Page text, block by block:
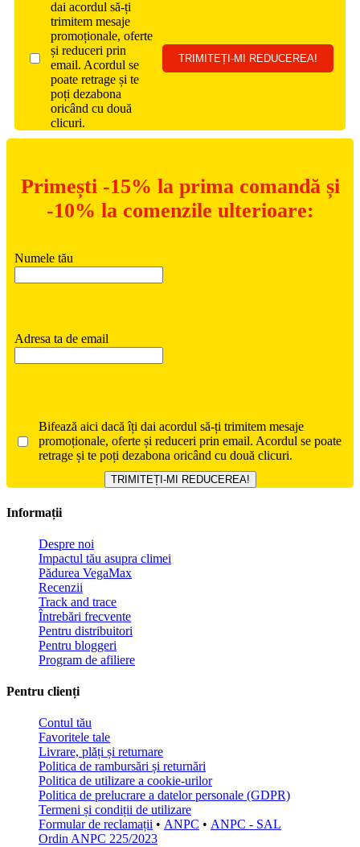
dai acordul să-ți
trimitem mesaje
promoționale, oferte
și reduceri prin
email. Acordul se
poate retrage și te
poți dezabona
oricând cu două
clicuri.
Primești -15% la prima comandă și
-10% la comenzile ulterioare:
Numele tău
Adresa ta de email
Bifează aici dacă îți dai acordul să-ți trimitem mesaje
promoționale, oferte și reduceri prin email. Acordul se poate
retrage și te poți dezabona oricând cu două clicuri.
Informații
Despre noi
Impactul tău asupra climei
Pădurea VegaMax
Recenzii
Track and trace
Întrebări frecvente
Pentru distribuitori
Pentru bloggeri
Program de afiliere
Pentru clienți
Contul tău
Favoritele tale
Livrare, plăți și returnare
Politica de rambursări și returnări
Politica de utilizare a cookie-urilor
Politica de prelucrare a datelor personale (GDPR)
Termeni și condiții de utilizare
Formular de reclamații • ANPC • ANPC - SAL
Ordin ANPC 225/2023